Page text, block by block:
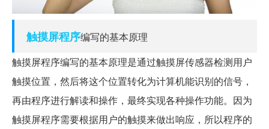
触摸屏程序编写的基本原理
触摸屏程序编写的基本原理是通过触摸屏传感器检测用户
触摸位置，然后将这个位置转化为计算机能识别的信号，
再由程序进行解读和操作，最终实现各种操作功能。因为
触摸屏程序需要根据用户的触摸来做出响应，所以程序的